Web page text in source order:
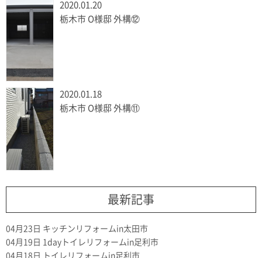
2020.01.20
栃木市 O様邸 外構⑫
2020.01.18
栃木市 O様邸 外構⑪
最新記事
04月23日 キッチンリフォームin太田市
04月19日 1dayトイレリフォームin足利市
04月18日
トイレリフォームin足利市